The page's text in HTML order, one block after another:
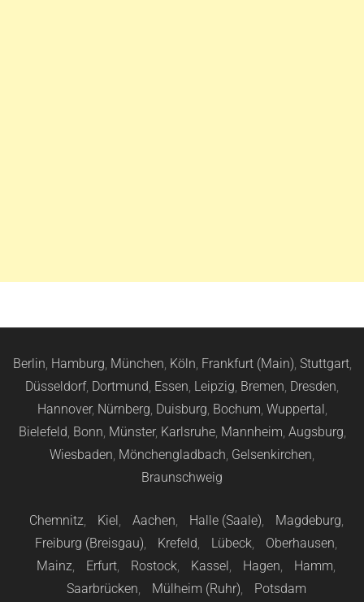
Berlin, Hamburg, München, Köln, Frankfurt (Main), Stuttgart,
Düsseldorf, Dortmund, Essen, Leipzig, Bremen, Dresden,
Hannover, Nürnberg, Duisburg, Bochum, Wuppertal,
Bielefeld, Bonn, Münster, Karlsruhe, Mannheim, Augsburg,
Wiesbaden, Mönchengladbach, Gelsenkirchen,
Braunschweig
Chemnitz, Kiel, Aachen, Halle (Saale), Magdeburg,
Freiburg (Breisgau), Krefeld, Lübeck, Oberhausen,
Mainz, Erfurt, Rostock, Kassel, Hagen, Hamm,
Saarbrücken, Mülheim (Ruhr), Potsdam